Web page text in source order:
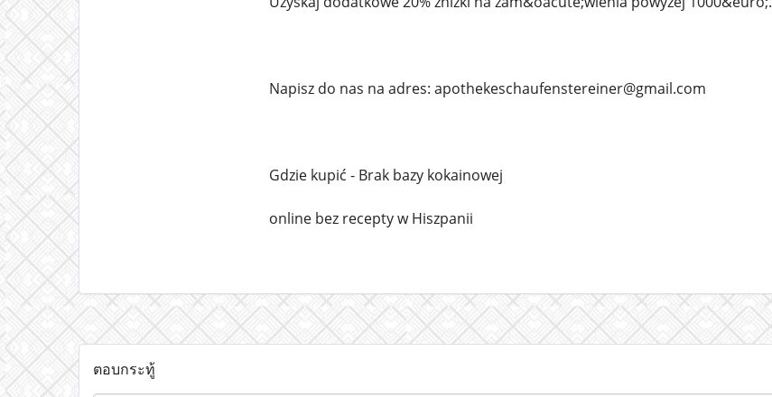
Napisz do nas na adres: apothekeschaufenstereiner@gmail.com
Gdzie kupić - Brak bazy kokainowej
online bez recepty w Hiszpanii
ตอบกระทู้